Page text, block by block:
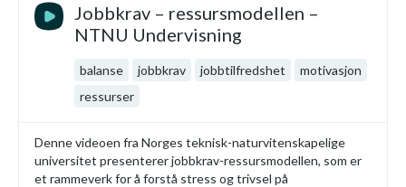
Jobbkrav – ressursmodellen –
NTNU Undervisning
balanse jobbkrav jobbtilfredshet
motivasjon
ressurser
Denne videoen fra Norges teknisk-naturvitenskapelige
universitet presenterer jobbkrav-ressursmodellen, som er
et rammeverk for å forstå stress og trivsel på